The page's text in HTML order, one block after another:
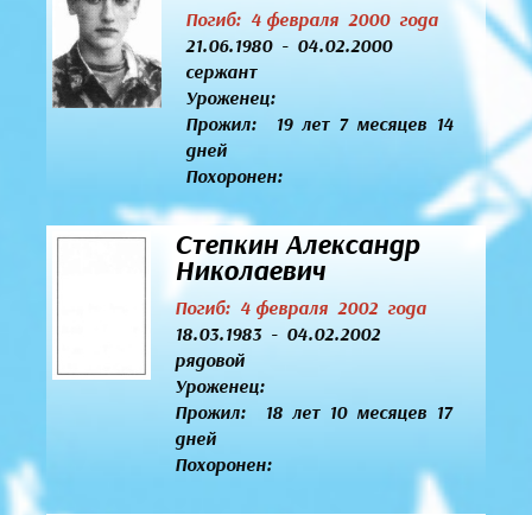
Погиб: 4 февраля 2000 года
21.06.1980 - 04.02.2000
сержант
Уроженец:
Прожил: 19 лет 7 месяцев 14
дней
Похоронен:
Степкин Александр
Николаевич
Погиб: 4 февраля 2002 года
18.03.1983 - 04.02.2002
рядовой
Уроженец:
Прожил: 18 лет 10 месяцев 17
дней
Похоронен: